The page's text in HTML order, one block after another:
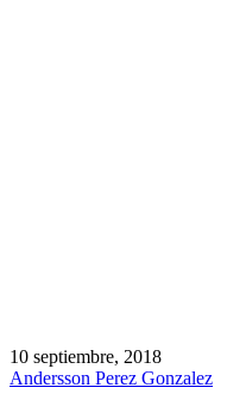
10 septiembre, 2018
Andersson Perez Gonzalez